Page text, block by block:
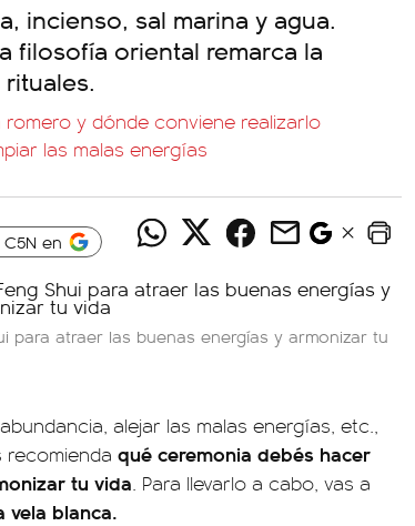
incienso, sal marina y agua.
filosofía oriental remarca la
y dónde conviene realizarlo
las malas energías
en
para atraer las buenas energías y armonizar tu
alejar las malas energías, etc.,
recomienda qué ceremonia debés hacer
tu vida. Para llevarlo a cabo, vas a
vela blanca.